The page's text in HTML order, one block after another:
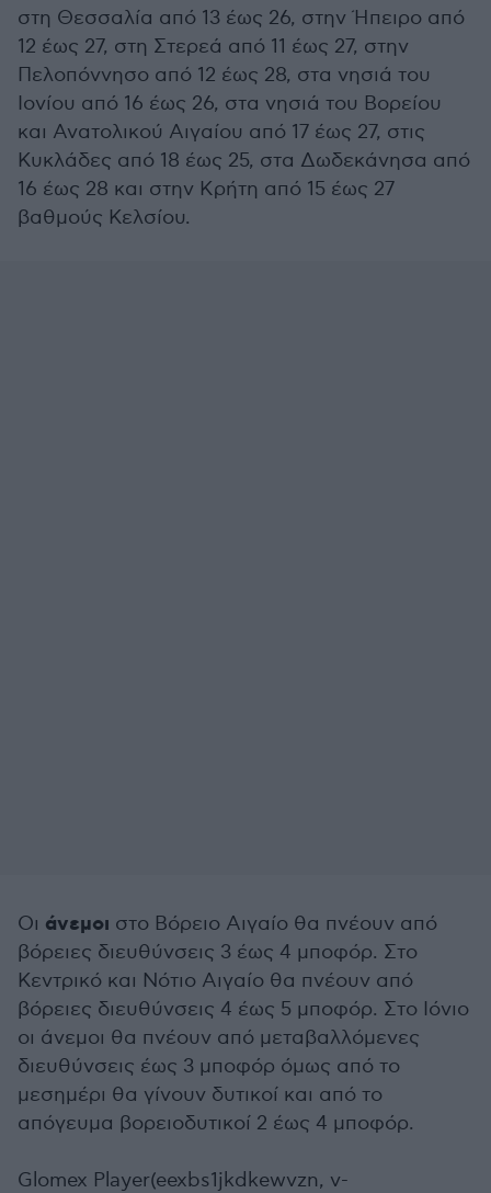
στη Θεσσαλία από 13 έως 26, στην Ήπειρο από
12 έως 27, στη Στερεά από 11 έως 27, στην
Πελοπόννησο από 12 έως 28, στα νησιά του
Ιονίου από 16 έως 26, στα νησιά του Βορείου
και Ανατολικού Αιγαίου από 17 έως 27, στις
Κυκλάδες από 18 έως 25, στα Δωδεκάνησα από
16 έως 28 και στην Κρήτη από 15 έως 27
βαθμούς Κελσίου.
Οι άνεμοι στο Βόρειο Αιγαίο θα πνέουν από
βόρειες διευθύνσεις 3 έως 4 μποφόρ. Στο
Κεντρικό και Νότιο Αιγαίο θα πνέουν από
βόρειες διευθύνσεις 4 έως 5 μποφόρ. Στο Ιόνιο
οι άνεμοι θα πνέουν από μεταβαλλόμενες
διευθύνσεις έως 3 μποφόρ όμως από το
μεσημέρι θα γίνουν δυτικοί και από το
απόγευμα βορειοδυτικοί 2 έως 4 μποφόρ.
Glomex Player(eexbs1jkdkewvzn, v-